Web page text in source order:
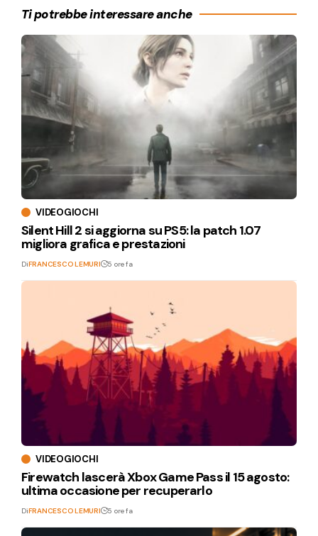
Ti potrebbe interessare anche
VIDEOGIOCHI
Silent Hill 2 si aggiorna su PS5: la patch 1.07
migliora grafica e prestazioni
DiFRANCESCO LEMURI 5 ore fa
VIDEOGIOCHI
Firewatch lascerà Xbox Game Pass il 15 agosto:
ultima occasione per recuperarlo
DiFRANCESCO LEMURI 5 ore fa